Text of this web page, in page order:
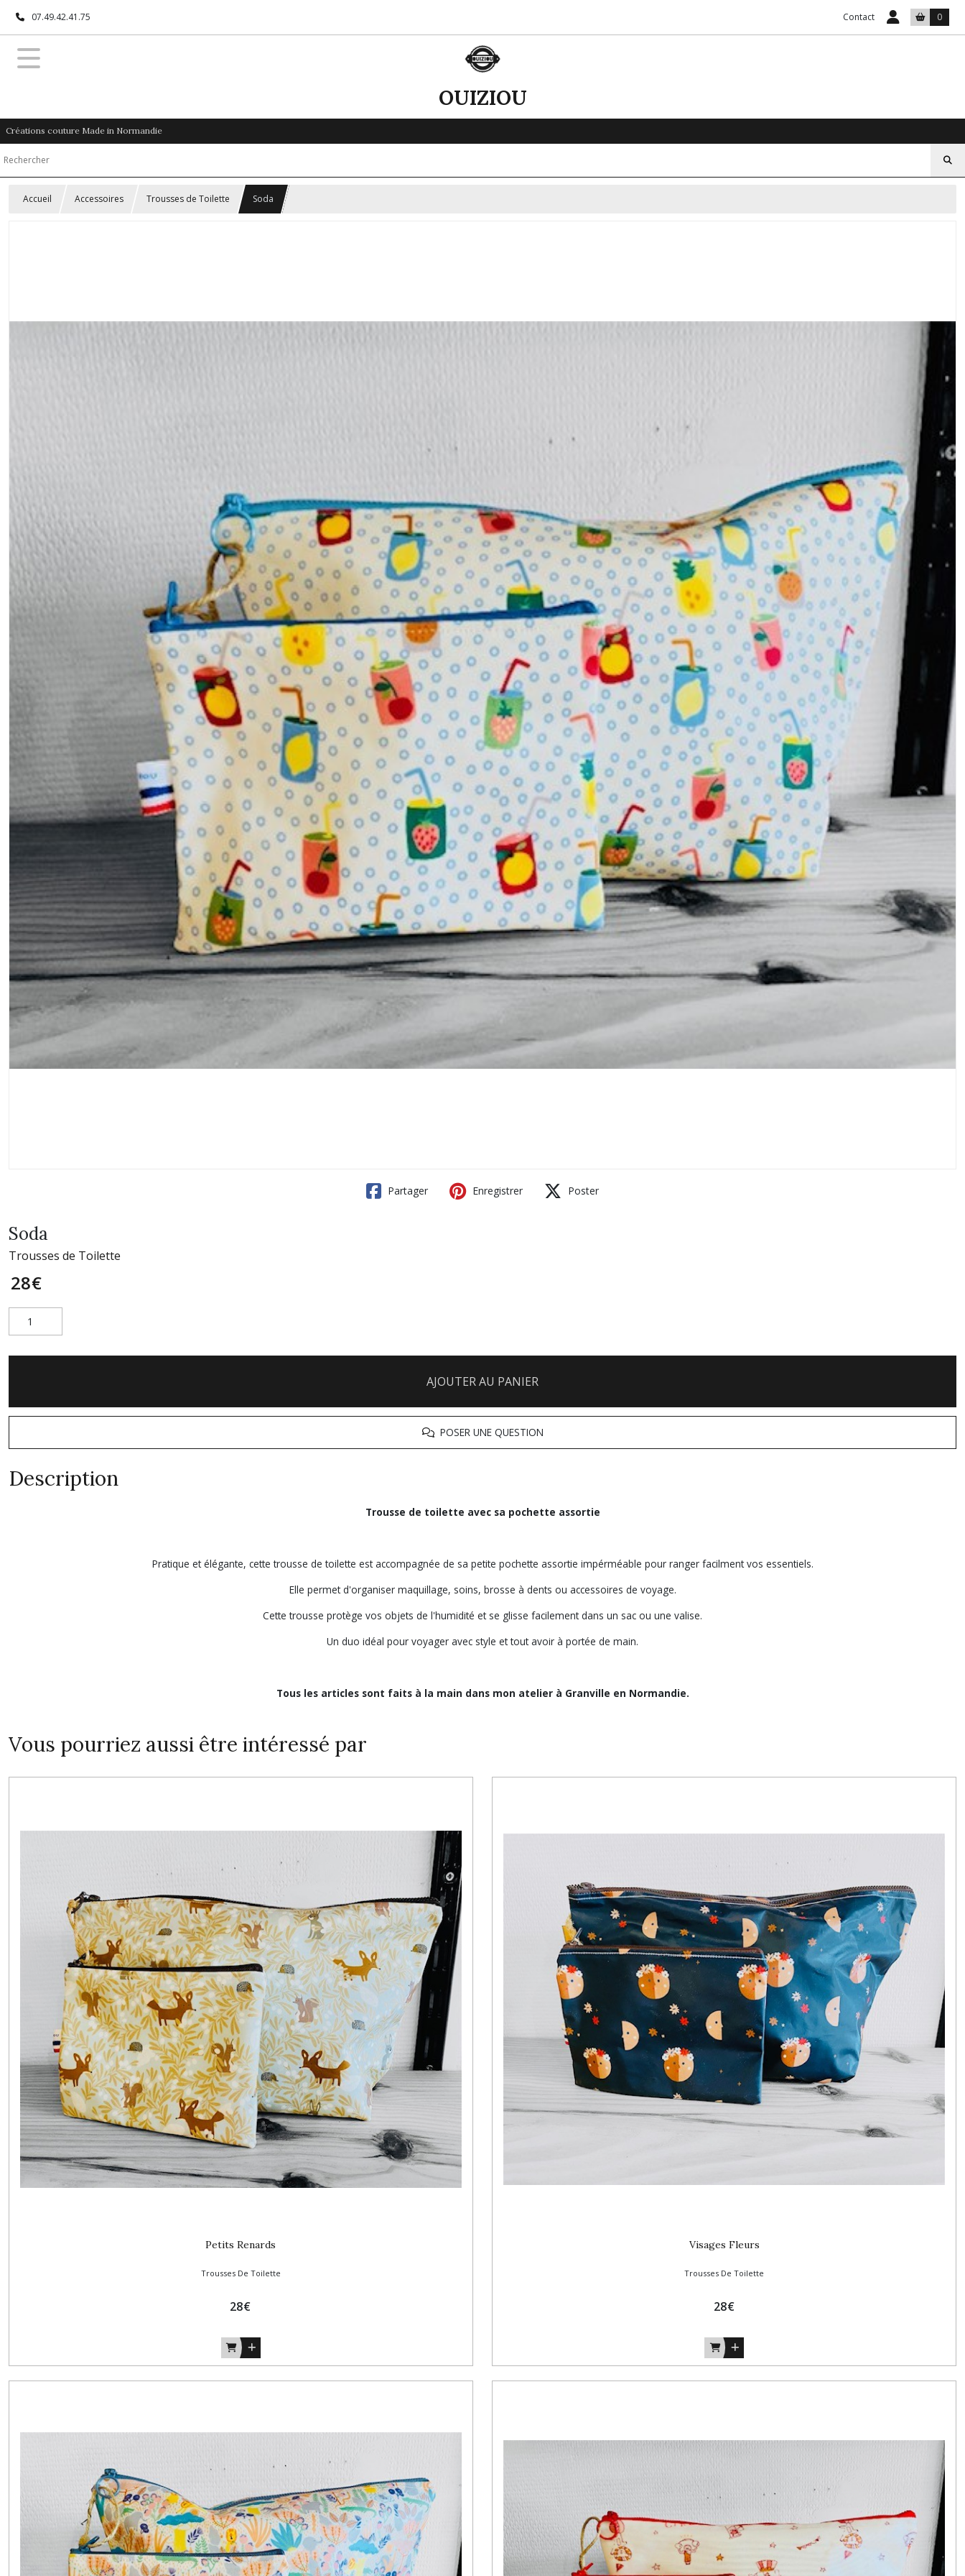
07.49.42.41.75 Contact 0
OUIZIOU
Créations couture Made in Normandie
Accueil Accessoires Trousses de Toilette Soda
Partager Enregistrer Poster
Soda
Trousses de Toilette
28€
AJOUTER AU PANIER
POSER UNE QUESTION
Description
Trousse de toilette avec sa pochette assortie
Pratique et élégante, cette trousse de toilette est accompagnée de sa petite pochette assortie impérméable pour ranger facilment vos essentiels.
Elle permet d'organiser maquillage, soins, brosse à dents ou accessoires de voyage.
Cette trousse protège vos objets de l'humidité et se glisse facilement dans un sac ou une valise.
Un duo idéal pour voyager avec style et tout avoir à portée de main.
Tous les articles sont faits à la main dans mon atelier à Granville en Normandie.
Vous pourriez aussi être intéressé par
Petits Renards
Trousses De Toilette
28€
Visages Fleurs
Trousses De Toilette
28€